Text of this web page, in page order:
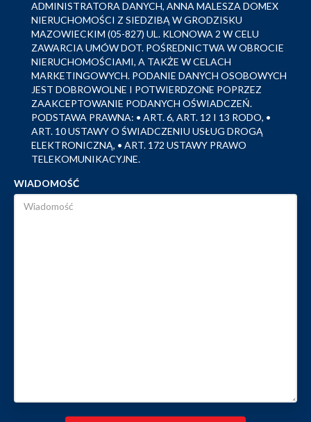
ADMINISTRATORA DANYCH, ANNA MALESZA DOMEX
NIERUCHOMOŚCI Z SIEDZIBĄ W GRODZISKU
MAZOWIECKIM (05-827) UL. KLONOWA 2 W CELU
ZAWARCIA UMÓW DOT. POŚREDNICTWA W OBROCIE
NIERUCHOMOŚCIAMI, A TAKŻE W CELACH
MARKETINGOWYCH. PODANIE DANYCH OSOBOWYCH
JEST DOBROWOLNE I POTWIERDZONE POPRZEZ
ZAAKCEPTOWANIE PODANYCH OŚWIADCZEŃ.
PODSTAWA PRAWNA: • ART. 6, ART. 12 I 13 RODO, •
ART. 10 USTAWY O ŚWIADCZENIU USŁUG DROGĄ
ELEKTRONICZNĄ, • ART. 172 USTAWY PRAWO
TELEKOMUNIKACYJNE.
WIADOMOŚĆ